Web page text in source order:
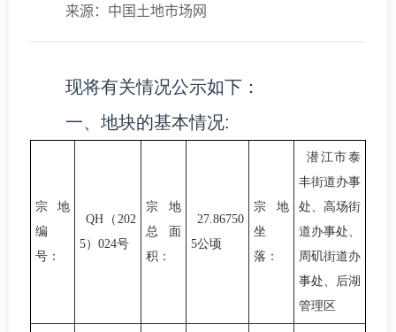
来源：中国土地市场网
现将有关情况公示如下：
一、地块的基本情况:
宗地
编
号：
QH（202
5）024号
宗地
总面
积：
27.86750
5公顷
宗地
坐
落：
潜江市泰
丰街道办事
处、高场街
道办事处、
周矶街道办
事处、后湖
管理区